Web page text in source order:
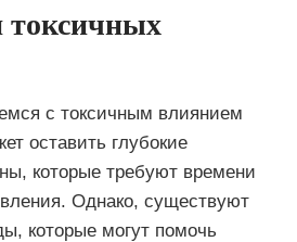
токсичных
с токсичным влиянием
оставить глубокие
которые требуют времени
Однако, существуют
которые могут помочь